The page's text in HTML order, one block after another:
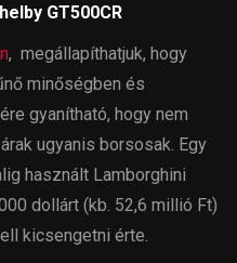
GT500CR
, megállapíthatjuk, hogy
minőségben és
gyanítható, hogy nem
ugyanis borsosak. Egy
használt Lamborghini
dollárt (kb. 52,6 millió Ft)
kicsengetni érte.